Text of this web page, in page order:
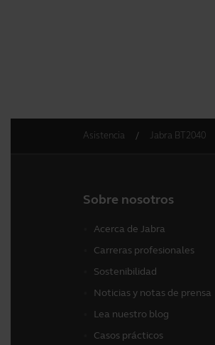
Asistencia Jabra BT2040
Sobre nosotros
Acerca de Jabra
Carreras profesionales
Sostenibilidad
Noticias y notas de prensa
Lea nuestro blog
Casos prácticos